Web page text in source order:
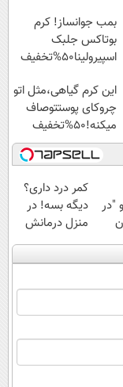
بمب جوانساز! کرم
بوتاکس جلبک
اسپیرولینا50%تخفیف
این کرم گیاهی،مثل اتو
چروکای پوستتوصاف
میکنه!50%تخفیف
"در
+
کمر درد داری؟
دیگه بسه! در
منزل درمانش
کن
(◀پرسش‌نامه)